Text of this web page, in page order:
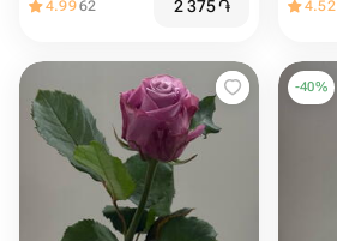
4.9962 2 375֏ 4.52
-40%